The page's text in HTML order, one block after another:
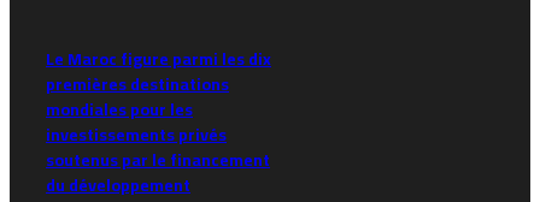
Le Maroc figure parmi les dix
premières destinations
mondiales pour les
investissements privés
soutenus par le financement
du développement